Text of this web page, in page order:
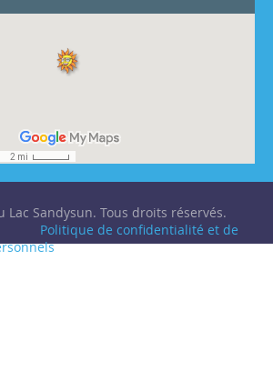
Lac Sandysun. Tous droits réservés.
Politique de confidentialité et de